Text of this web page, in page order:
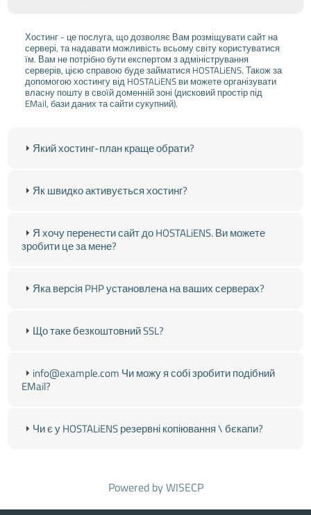
Хостинг - це послуга, що дозволяє Вам розміщувати сайт на
сервері, та надавати можливість всьому світу користуватися
їм. Вам не потрібно бути експертом з адміністрування
серверів, цією справою буде займатися HOSTALiENS. Також за
допомогою хостингу від HOSTALiENS ви можете організувати
власну пошту в своїй доменній зоні (дисковий простір під
EMail, бази даних та сайти сукупний).
Який хостинг-план краще обрати?
Як швидко активується хостинг?
Я хочу перенести сайт до HOSTALiENS. Ви можете
зробити це за мене?
Яка версія PHP установлена на ваших серверах?
Що таке безкоштовний SSL?
info@example.com Чи можу я собі зробити подібний
EMail?
Чи є у HOSTALiENS резервні копіювання \ бєкапи?
Powered byWISECP